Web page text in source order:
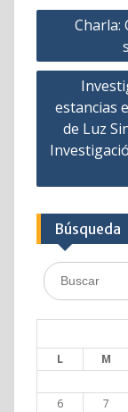
entradas
Charla:
estancias
de Luz
Búsqueda
Buscar:
L M
6
7